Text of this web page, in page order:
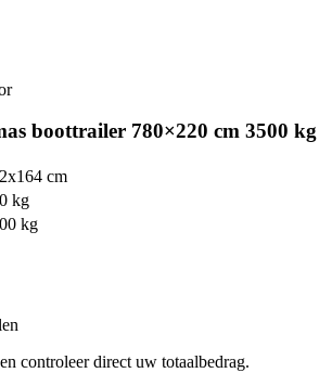
boottrailer 780×220 cm 3500 kg
cm
kg
kg
controleer direct uw totaalbedrag.